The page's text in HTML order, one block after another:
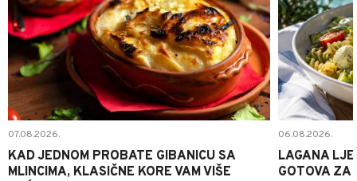
07.08.2026.
KAD JEDNOM PROBATE GIBANICU SA
MLINCIMA, KLASIČNE KORE VAM VIŠE
06.08.2026.
LAGANA
GOTOVA ZA